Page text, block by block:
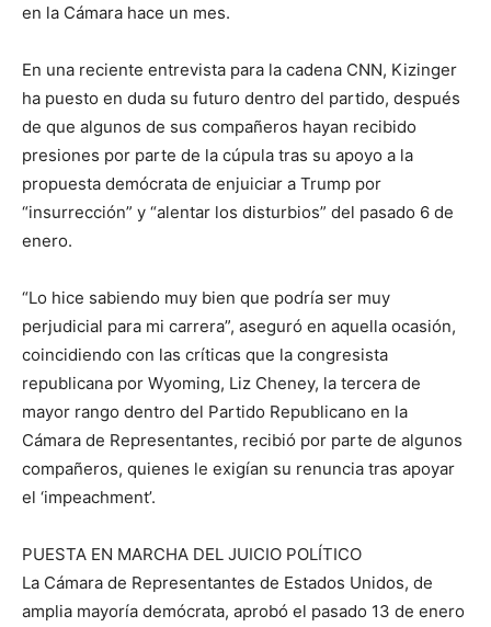
en la Cámara hace un mes.
En una reciente entrevista para la cadena CNN, Kizinger
ha puesto en duda su futuro dentro del partido, después
de que algunos de sus compañeros hayan recibido
presiones por parte de la cúpula tras su apoyo a la
propuesta demócrata de enjuiciar a Trump por
“insurrección” y “alentar los disturbios” del pasado 6 de
enero.
“Lo hice sabiendo muy bien que podría ser muy
perjudicial para mi carrera”, aseguró en aquella ocasión,
coincidiendo con las críticas que la congresista
republicana por Wyoming, Liz Cheney, la tercera de
mayor rango dentro del Partido Republicano en la
Cámara de Representantes, recibió por parte de algunos
compañeros, quienes le exigían su renuncia tras apoyar
el ‘impeachment’.
PUESTA EN MARCHA DEL JUICIO POLÍTICO
La Cámara de Representantes de Estados Unidos, de
amplia mayoría demócrata, aprobó el pasado 13 de enero